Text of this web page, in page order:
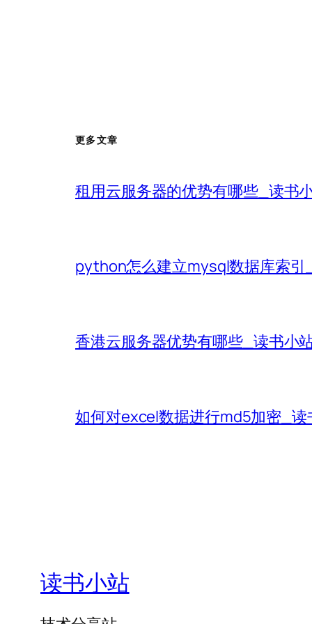
更多文章
租用云服务器的优势有哪些_读书
python怎么建立mysql数据库索引
香港云服务器优势有哪些_读书小
如何对excel数据进行md5加密_读
读书小站